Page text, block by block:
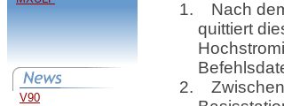
V90
Nach
quittiert